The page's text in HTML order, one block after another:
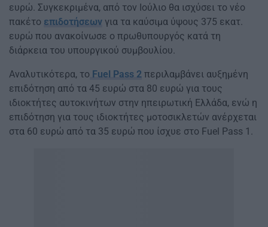
ευρώ. Συγκεκριμένα, από τον Ιούλιο θα ισχύσει το νέο
πακέτο επιδοτήσεων για τα καύσιμα ύψους 375 εκατ.
ευρώ που ανακοίνωσε ο πρωθυπουργός κατά τη
διάρκεια του υπουργικού συμβουλίου.
Αναλυτικότερα, το Fuel Pass 2 περιλαμβάνει αυξημένη
επιδότηση από τα 45 ευρώ στα 80 ευρώ για τους
ιδιοκτήτες αυτοκινήτων στην ηπειρωτική Ελλάδα, ενώ η
επιδότηση για τους ιδιοκτήτες μοτοσικλετών ανέρχεται
στα 60 ευρώ από τα 35 ευρώ που ίσχυε στο Fuel Pass 1.